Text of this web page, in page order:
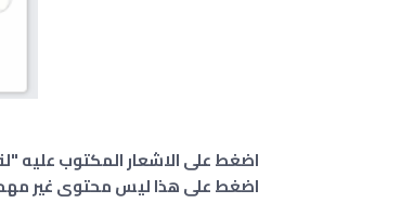
اضغط على الاشعار المكتوب عليه
اضغط على هذا ليس محتوى غير مهم